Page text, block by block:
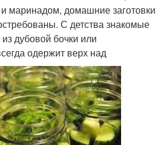
маринадом, домашние заготовки
С детства знакомые
из дубовой бочки или
одержит верх над